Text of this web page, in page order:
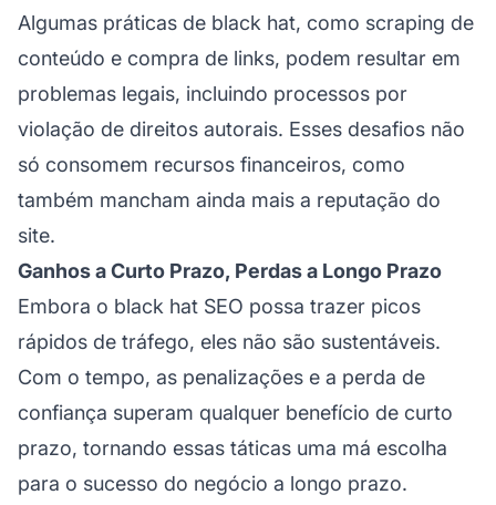
Algumas práticas de black hat, como scraping de
conteúdo e compra de links, podem resultar em
problemas legais, incluindo processos por
violação de direitos autorais. Esses desafios não
só consomem recursos financeiros, como
também mancham ainda mais a reputação do
site.
Ganhos a Curto Prazo, Perdas a Longo Prazo
Embora o black hat SEO possa trazer picos
rápidos de tráfego, eles não são sustentáveis.
Com o tempo, as penalizações e a perda de
confiança superam qualquer benefício de curto
prazo, tornando essas táticas uma má escolha
para o sucesso do negócio a longo prazo.